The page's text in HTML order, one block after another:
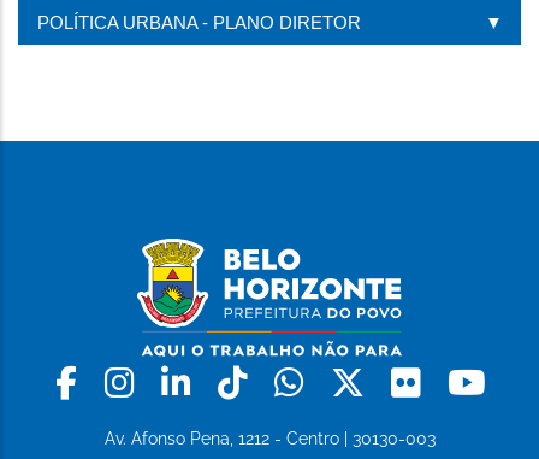
POLÍTICA URBANA - PLANO DIRETOR
Facebook
Instagram
LinkedinTiktokWhatsapp
X Flickr
Av. Afonso Pena, 1212 - Centro | 30130-003